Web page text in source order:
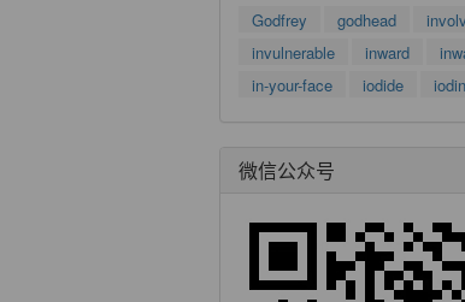
Godfrey
godhead
invulnerable
inward
in-your-face
iodide
微信公众号